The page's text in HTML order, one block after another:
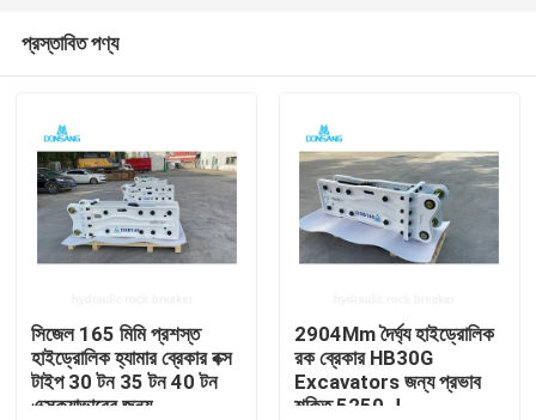
প্রস্তাবিত পণ্য
সিজেল 165 মিমি প্রশস্ত
হাইড্রোলিক হ্যামার ব্রেকার বক্স
টাইপ 30 টন 35 টন 40 টন
এক্সক্যাভারের জন্য
2904Mm দৈর্ঘ্য হাইড্রোলিক
রক ব্রেকার HB30G
Excavators জন্য প্রভাব
শক্তি 5250 J